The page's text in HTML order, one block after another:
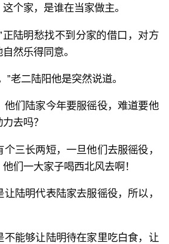
个家，是谁在当家做主。
正陆明愁找不到分家的借口，对方
然乐得同意。
”老二陆阳他是突然说道。
他们陆家今年要服徭役，难道要他
去吗？
三长两短，一旦他们去服徭役，
们一大家子喝西北风去啊！
陆明代表陆家去服徭役，所以，
不能够让陆明待在家里吃白食，让